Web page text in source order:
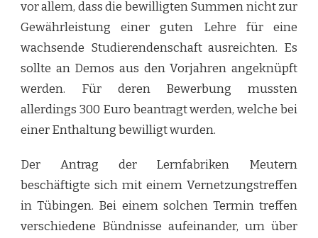
vor allem, dass die bewilligten Summen nicht zur
Gewährleistung einer guten Lehre für eine
wachsende Studierendenschaft ausreichten. Es
sollte an Demos aus den Vorjahren angeknüpft
werden. Für deren Bewerbung mussten
allerdings 300 Euro beantragt werden, welche bei
einer Enthaltung bewilligt wurden.
Der Antrag der Lernfabriken Meutern
beschäftigte sich mit einem Vernetzungstreffen
in Tübingen. Bei einem solchen Termin treffen
verschiedene Bündnisse aufeinander, um über